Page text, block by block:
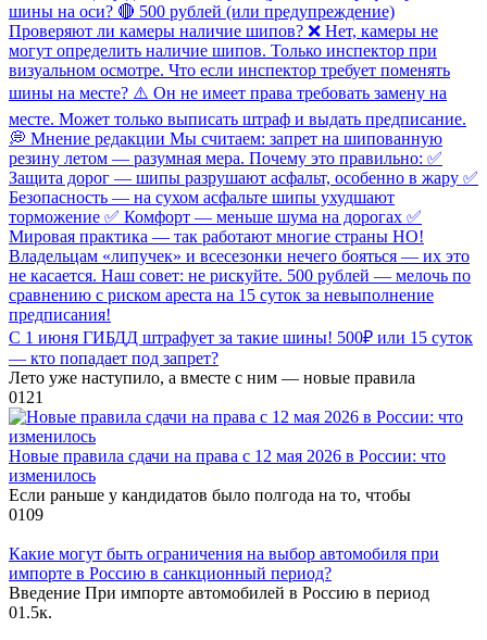
С 1 июня ГИБДД штрафует за такие шины! 500₽ или 15 суток
— кто попадает под запрет?
Лето уже наступило, а вместе с ним — новые правила
0121
Новые правила сдачи на права с 12 мая 2026 в России: что
изменилось
Если раньше у кандидатов было полгода на то, чтобы
0109
Какие могут быть ограничения на выбор автомобиля при
импорте в Россию в санкционный период?
Введение При импорте автомобилей в Россию в период
01.5к.